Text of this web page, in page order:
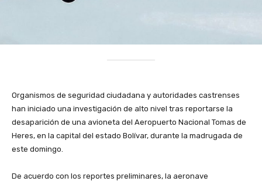
Organismos de seguridad ciudadana y autoridades castrenses
han iniciado una investigación de alto nivel tras reportarse la
desaparición de una avioneta del Aeropuerto Nacional Tomas de
Heres, en la capital del estado Bolívar, durante la madrugada de
este domingo.
​De acuerdo con los reportes preliminares, la aeronave